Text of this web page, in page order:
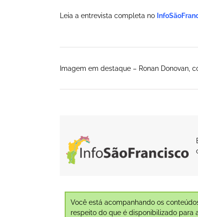
Leia a entrevista completa no
Imagem em destaque – Ronan Donovan,
Você está acompanhando os
respeito do que é disponibilizado para